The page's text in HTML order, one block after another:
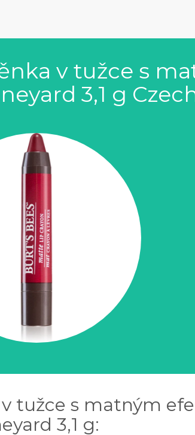
v tužce s
3,1 g
v tužce s matným
3,1 g: